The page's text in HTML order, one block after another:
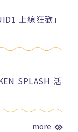
上線狂歡」
SPLASH 活
more